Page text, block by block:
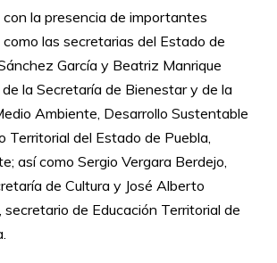
la presencia de importantes
las secretarias del Estado de
García y Beatriz Manrique
la Secretaría de Bienestar y de la
Ambiente, Desarrollo Sustentable
Territorial del Estado de Puebla,
así como Sergio Vergara Berdejo,
de Cultura y José Alberto
secretario de Educación Territorial de